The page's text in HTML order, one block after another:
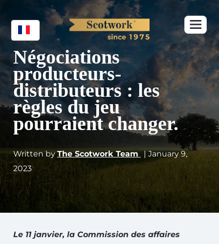
Négociations
producteurs-
distributeurs : les
règles du jeu
pourraient changer.
Written byThe Scotwork Team | January 9,
2023
Le 11 janvier, la Commission des affaires